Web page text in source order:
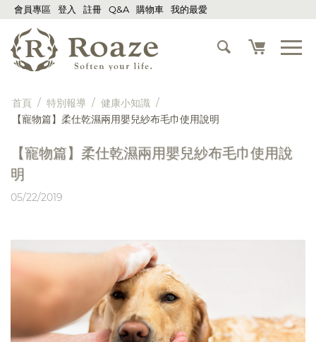
會員專區 登入 註冊 Q&A 購物車 我的最愛
首頁 / 特別報導 / 健康小知識 /
【寵物篇】柔仕乾濕兩用嬰兒紗布毛巾使用說明
【寵物篇】柔仕乾濕兩用嬰兒紗布毛巾使用說
明
05/22/2019